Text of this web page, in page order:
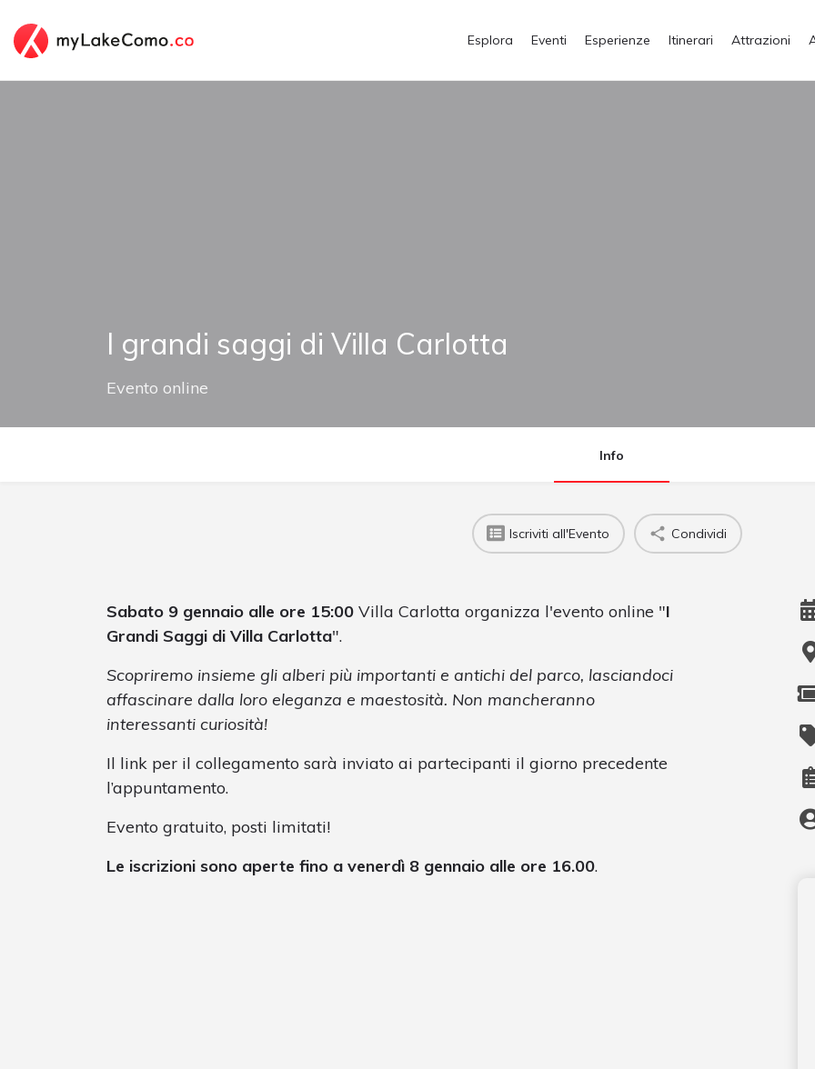
Esplora Eventi Esperienze Itinerari Attrazioni
I grandi saggi di Villa Carlotta
Evento online
Info
Iscriviti all'Evento Condividi
Sabato 9 gennaio alle ore 15:00 Villa Carlotta organizza l'evento online "I
Grandi Saggi di Villa Carlotta".
Scopriremo insieme gli alberi più importanti e antichi del parco, lasciandoci
affascinare dalla loro eleganza e maestosità. Non mancheranno
interessanti curiosità!
Il link per il collegamento sarà inviato ai partecipanti il giorno precedente
l’appuntamento.
Evento gratuito, posti limitati!
Le iscrizioni sono aperte fino a venerdì 8 gennaio alle ore 16.00.